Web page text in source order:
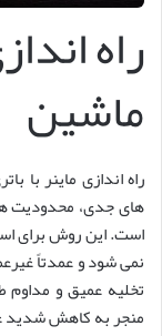
راه
ماشین
راه اندازی ماینر با
های جدی، محدودیت
است. این روش برای
نمی شود و عمدتاً
تخلیه عمیق و مداوم
منجر به کاهش شدید